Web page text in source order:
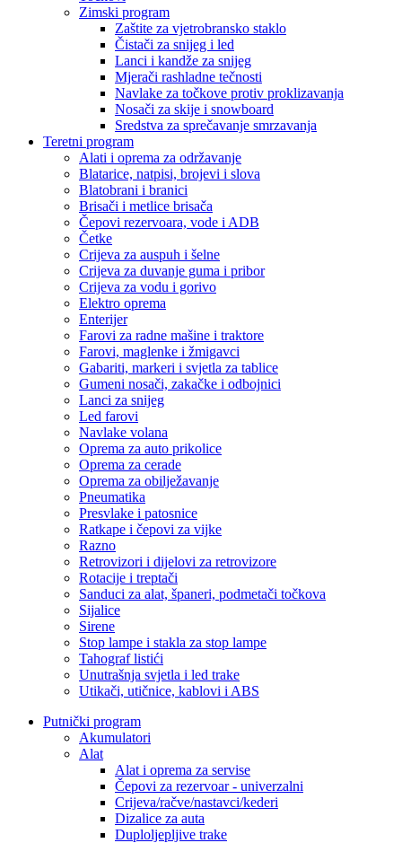
Zimski program
Zaštite za vjetrobransko staklo
Čistači za snijeg i led
Lanci i kandže za snijeg
Mjerači rashladne tečnosti
Navlake za točkove protiv proklizavanja
Nosači za skije i snowboard
Sredstva za sprečavanje smrzavanja
Teretni program
Alati i oprema za održavanje
Blatarice, natpisi, brojevi i slova
Blatobrani i branici
Brisači i metlice brisača
Čepovi rezervoara, vode i ADB
Četke
Crijeva za auspuh i šelne
Crijeva za duvanje guma i pribor
Crijeva za vodu i gorivo
Elektro oprema
Enterijer
Farovi za radne mašine i traktore
Farovi, maglenke i žmigavci
Gabariti, markeri i svjetla za tablice
Gumeni nosači, zakačke i odbojnici
Lanci za snijeg
Led farovi
Navlake volana
Oprema za auto prikolice
Oprema za cerade
Oprema za obilježavanje
Pneumatika
Presvlake i patosnice
Ratkape i čepovi za vijke
Razno
Retrovizori i dijelovi za retrovizore
Rotacije i treptači
Sanduci za alat, španeri, podmetači točkova
Sijalice
Sirene
Stop lampe i stakla za stop lampe
Tahograf listići
Unutrašnja svjetla i led trake
Utikači, utičnice, kablovi i ABS
Putnički program
Akumulatori
Alat
Alat i oprema za servise
Čepovi za rezervoar - univerzalni
Crijeva/račve/nastavci/kederi
Dizalice za auta
Duploljepljive trake